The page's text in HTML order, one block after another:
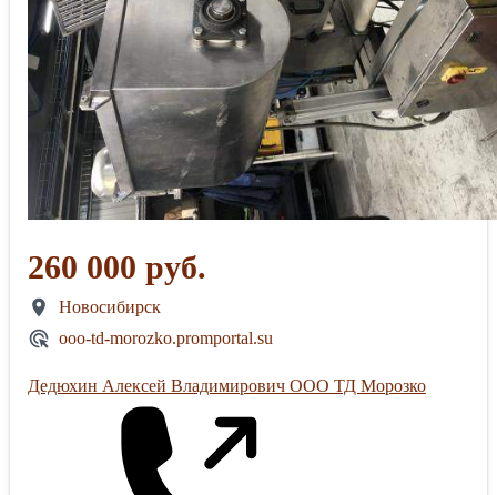
260 000 руб.
Новосибирск
ooo-td-morozko.promportal.su
Дедюхин Алексей Владимирович ООО ТД Морозко